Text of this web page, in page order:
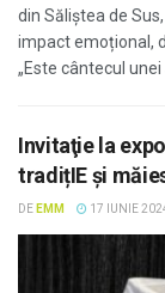
din Săliștea de
impact emoțional,
„Este cântecul unei
Invitaţie la
tradițIE și
DE EMM 17 IUNIE